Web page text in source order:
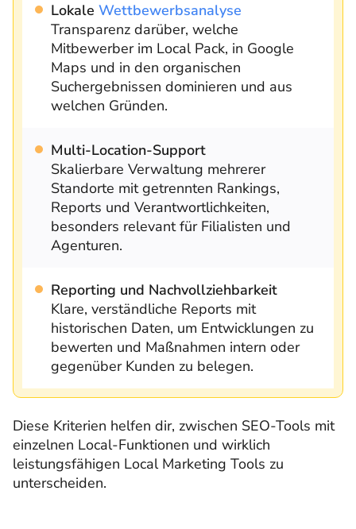
Lokale Wettbewerbsanalyse
Transparenz darüber, welche
Mitbewerber im Local Pack, in Google
Maps und in den organischen
Suchergebnissen dominieren und aus
welchen Gründen.
Multi-Location-Support
Skalierbare Verwaltung mehrerer
Standorte mit getrennten Rankings,
Reports und Verantwortlichkeiten,
besonders relevant für Filialisten und
Agenturen.
Reporting und Nachvollziehbarkeit
Klare, verständliche Reports mit
historischen Daten, um Entwicklungen zu
bewerten und Maßnahmen intern oder
gegenüber Kunden zu belegen.
Diese Kriterien helfen dir, zwischen SEO-Tools mit
einzelnen Local-Funktionen und wirklich
leistungsfähigen Local Marketing Tools zu
unterscheiden.